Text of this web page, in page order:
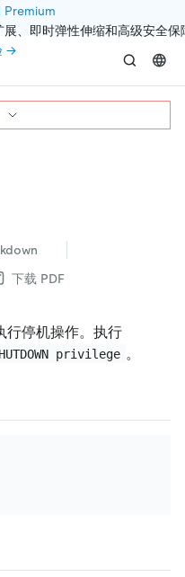
Premium
、即时弹性伸缩和高级安全保
→
下载 PDF
行停机操作。执行
privilege 。